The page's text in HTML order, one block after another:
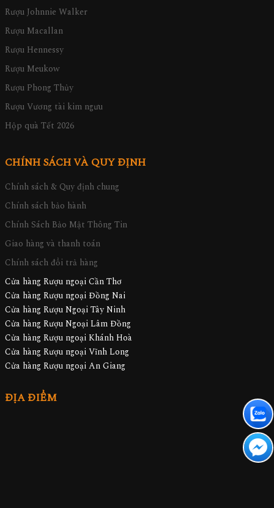
Rượu Johnnie Walker
Rượu Macallan
Rượu Hennessy
Rượu Meukow
Rượu Phong Thủy
Rượu Vương tài kim ngưu
Hộp quà Tết 2026
CHÍNH SÁCH VÀ QUY ĐỊNH
Chính sách & Quy định chung
Chính sách bảo hành
Chính Sách Bảo Mật Thông Tin
Giao hàng và thanh toán
Chính sách đổi trả hàng
Cửa hàng Rượu ngoại Cần Thơ
Cửa hàng Rượu ngoại Đồng Nai
Cửa hàng Rượu Ngoại Tây Ninh
Cửa hàng Rượu Ngoại Lâm Đồng
Cửa hàng Rượu ngoại Khánh Hoà
Cửa hàng Rượu ngoại Vĩnh Long
Cửa hàng Rượu ngoại An Giang
ĐỊA ĐIỂM